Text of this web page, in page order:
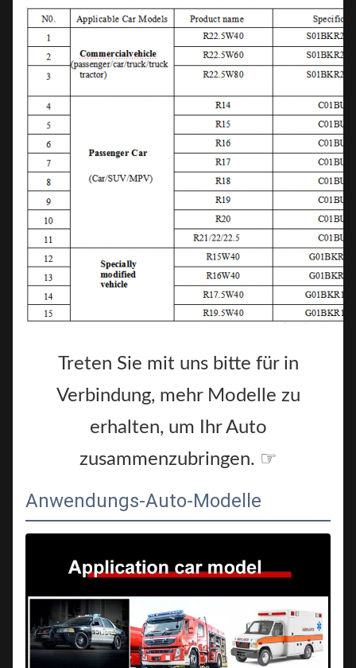
Treten Sie mit uns bitte für in
Verbindung, mehr Modelle zu
erhalten, um Ihr Auto
zusammenzubringen. ☞
Anwendungs-Auto-Modelle